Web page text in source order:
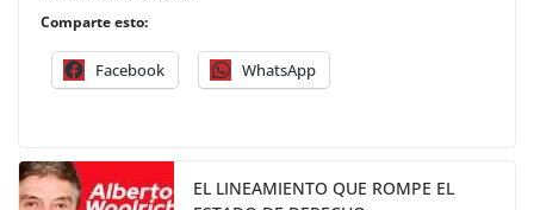
Comparte esto:
Facebook WhatsApp
EL LINEAMIENTO QUE ROMPE EL